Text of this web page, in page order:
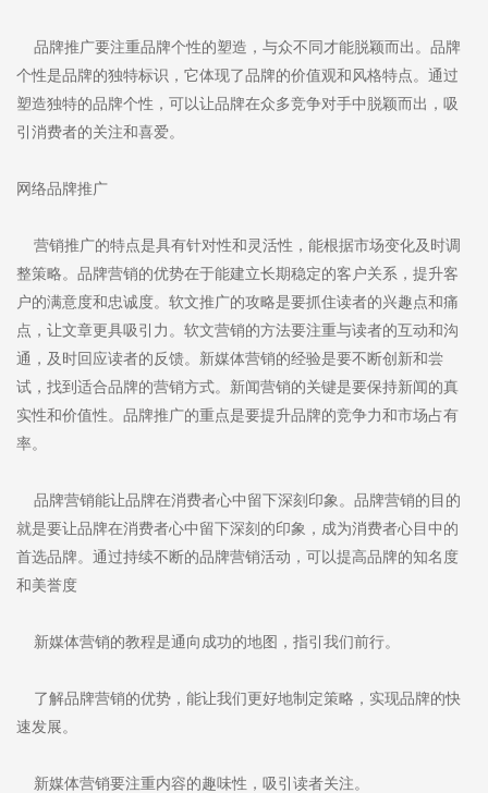
品牌推广要注重品牌个性的塑造，与众不同才能脱颖而出。品牌
个性是品牌的独特标识，它体现了品牌的价值观和风格特点。通过
塑造独特的品牌个性，可以让品牌在众多竞争对手中脱颖而出，吸
引消费者的关注和喜爱。
网络品牌推广
营销推广的特点是具有针对性和灵活性，能根据市场变化及时调
整策略。品牌营销的优势在于能建立长期稳定的客户关系，提升客
户的满意度和忠诚度。软文推广的攻略是要抓住读者的兴趣点和痛
点，让文章更具吸引力。软文营销的方法要注重与读者的互动和沟
通，及时回应读者的反馈。新媒体营销的经验是要不断创新和尝
试，找到适合品牌的营销方式。新闻营销的关键是要保持新闻的真
实性和价值性。品牌推广的重点是要提升品牌的竞争力和市场占有
率。
品牌营销能让品牌在消费者心中留下深刻印象。品牌营销的目的
就是要让品牌在消费者心中留下深刻的印象，成为消费者心目中的
首选品牌。通过持续不断的品牌营销活动，可以提高品牌的知名度
和美誉度
新媒体营销的教程是通向成功的地图，指引我们前行。
了解品牌营销的优势，能让我们更好地制定策略，实现品牌的快
速发展。
新媒体营销要注重内容的趣味性，吸引读者关注。